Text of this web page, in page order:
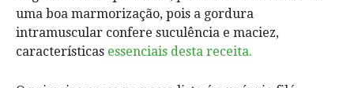
uma boa marmorização, pois a gordura
intramuscular confere suculência e maciez,
características essenciais desta receita.